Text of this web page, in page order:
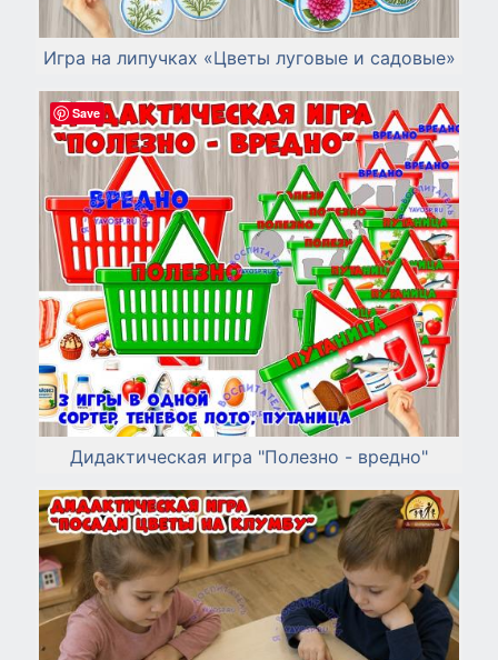
Игра на липучках «Цветы луговые и садовые»
Дидактическая игра "Полезно - вредно"
Save